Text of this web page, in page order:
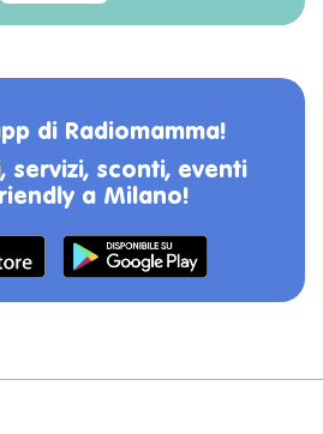
di Radiomamma!
servizi, sconti, eventi
a Milano!